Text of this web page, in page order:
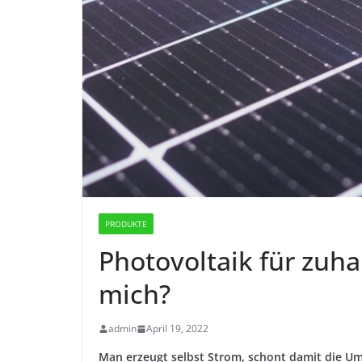
PRODUKTE
Photovoltaik für
mich?
admin April 19, 2022
Man erzeugt selbst Strom, schont damit die